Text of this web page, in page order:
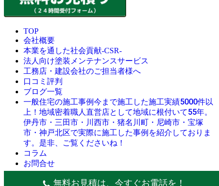
TOP
会社概要
本業を通した社会貢献-CSR-
法人向け塗装メンテナンスサービス
工務店・建設会社のご担当者様へ
口コミ評判
ブログ一覧
一般住宅の施工事例今まで施工した施工実績5000件以
上！地域密着職人直営店として地域に根付いて55年。
伊丹市・三田市・川西市・猪名川町・尼崎市・宝塚
市・神戸北区で実際に施工した事例を紹介しておりま
す。是非、ご覧くださいね！
コラム
お問合せ
© 創業昭和45年・感動の塗替え・屋根リフォームの職人直営
無料お見積は、今すぐお電話を！